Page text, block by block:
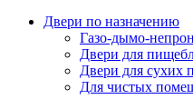
Двери по назначению
Газо-дымо-
Двери для
Двери для сухих
Для чистых